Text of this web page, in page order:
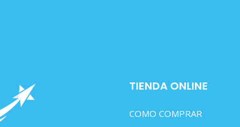
TIENDA ONLINE
COMO COMPRAR